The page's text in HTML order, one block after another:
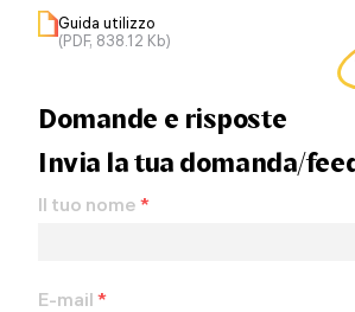
Guida utilizzo
(PDF, 838.12 Kb)
Domande e risposte
Invia la tua domanda/
Il tuo nome *
E-mail *